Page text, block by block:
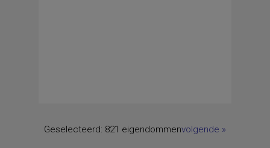
Geselecteerd: 821 eigendommenvolgende »